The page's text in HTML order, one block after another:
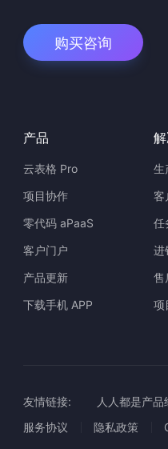
购买咨询
产品
云表格 Pro
项目协作
零代码 aPaaS
客户门户
产品更新
下载手机 APP
生
客
任
进
售
项
友情链接: 人人都是产品
服务协议
隐私政策